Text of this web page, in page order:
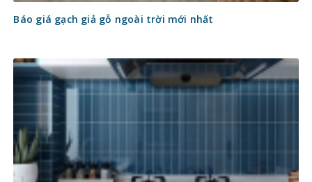
Báo giá gạch giả gỗ ngoài trời mới nhất